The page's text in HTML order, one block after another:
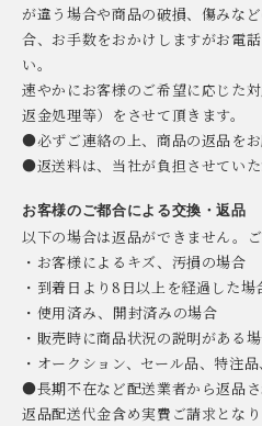
が違う場合や商品の破損、傷みな
合、お手数をおかけしますがお電
い。
速やかにお客様のご希望に応じた
返金処理等）をさせて頂きます。
●必ずご連絡の上、商品の返品をお
●返送料は、当社が負担させていた
お客様のご都合による交換・返品
以下の場合は返品ができません。ご
・お客様によるキズ、汚損の場合
・到着日より8日以上を経過した場
・使用済み、開封済みの場合
・販売時に商品状況の説明がある
・オークション、セール品、特注
●長期不在など配送業者から返品
返品配送代金含め実費ご請求とな